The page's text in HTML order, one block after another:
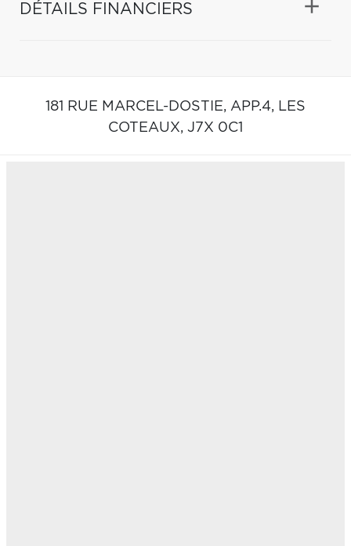
DÉTAILS FINANCIERS
181 RUE MARCEL-DOSTIE, APP.4, LES
COTEAUX, J7X 0C1